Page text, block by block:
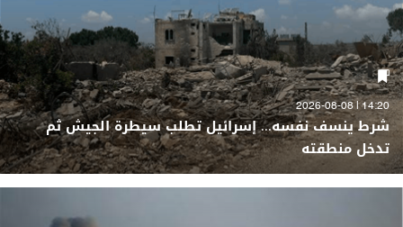
14:20 | 2026-08-08
شرط ينسف نفسه... إسرائيل تطلب سيطرة الجيش ثم
تدخل منطقته